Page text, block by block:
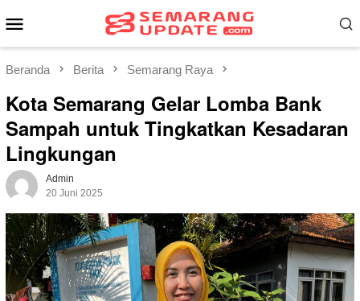
ke
Mobile
Beranda Berita Semarang Raya
Kota Semarang Gelar Lomba Bank
Sampah untuk Tingkatkan Kesadaran
Lingkungan
Admin
20 Juni 2025